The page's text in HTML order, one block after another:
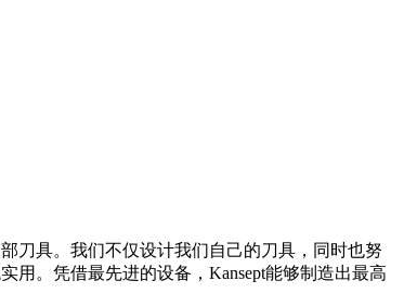
刀具。我们不仅设计我们自己的刀具，同时也努
用。凭借最先进的设备，Kansept能够制造出最高